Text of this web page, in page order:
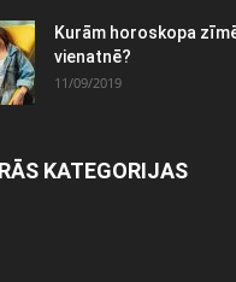
Kurām horoskopa
vienatnē?
11/09/2019
KATEGORIJAS